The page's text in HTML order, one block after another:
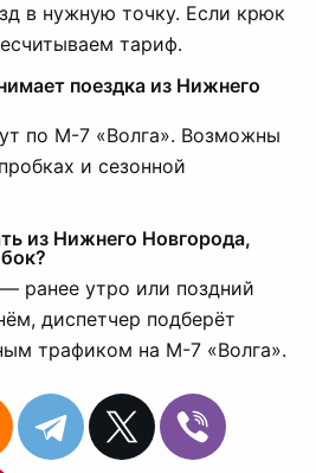
в нужную точку. Если крюк
тариф.
поездка из Нижнего
по М-7 «Волга». Возможны
и сезонной
из Нижнего Новгорода,
ранее утро или поздний
диспетчер подберёт
трафиком на М-7 «Волга».